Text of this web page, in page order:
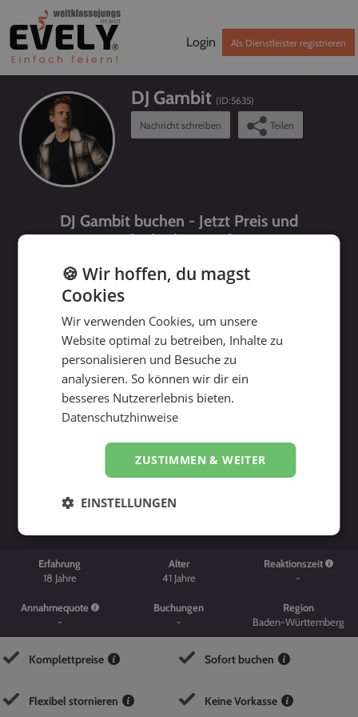
Login Als Dienstleister registrieren
DJ Gambit (ID:5635)
Nachricht schreiben Teilen
DJ Gambit buchen - Jetzt Preis und
Verfügbarkeit prüfen!
bis
Erfahrung
18 Jahre
Alter
41 Jahre
Reaktionszeit
-
Annahmequote
-
Buchungen
-
Region
Baden-Württemberg
Komplettpreise Sofort buchen
Flexibel stornieren Keine Vorkasse
🍪 Wir hoffen, du magst
Cookies
Wir verwenden Cookies, um unsere
Website optimal zu betreiben, Inhalte zu
personalisieren und Besuche zu
analysieren. So können wir dir ein
besseres Nutzererlebnis bieten.
Datenschutzhinweise
ZUSTIMMEN & WEITER
EINSTELLUNGEN